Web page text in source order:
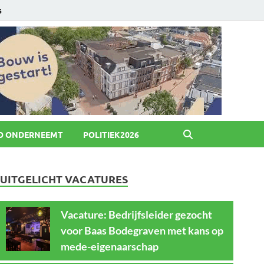
ONDERNEEMT POLITIEK2026
UITGELICHT VACATURES
Vacature: Bedrijfsleider gezocht
voor Baas Bodegraven met kans op
mede-eigenaarschap